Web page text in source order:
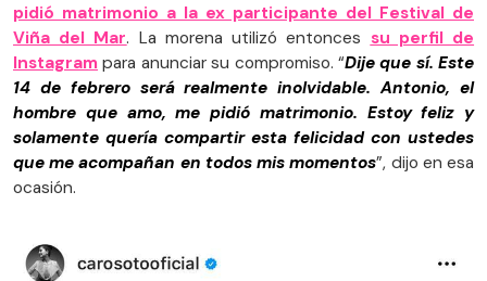
pidió matrimonio a la ex participante del Festival de
Viña del Mar. La morena utilizó entonces su perfil de
Instagram para anunciar su compromiso. “Dije que sí. Este
14 de febrero será realmente inolvidable. Antonio, el
hombre que amo, me pidió matrimonio. Estoy feliz y
solamente quería compartir esta felicidad con ustedes
que me acompañan en todos mis momentos”, dijo en esa
ocasión.